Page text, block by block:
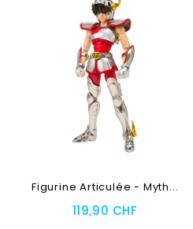
Figurine Articulée - Myth...
119,90 CHF